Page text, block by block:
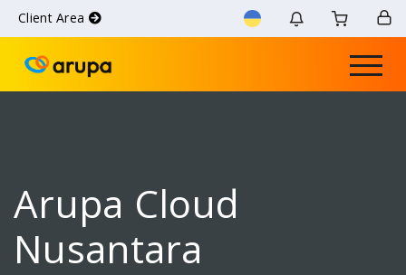
Client Area
Arupa Cloud
Nusantara